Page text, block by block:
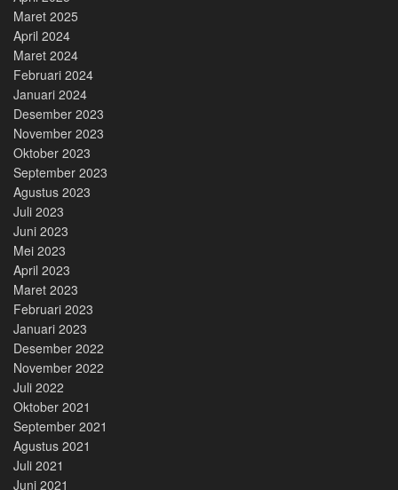
Maret 2025
April 2024
Maret 2024
Februari 2024
Januari 2024
Desember 2023
November 2023
Oktober 2023
September 2023
Agustus 2023
Juli 2023
Juni 2023
Mei 2023
April 2023
Maret 2023
Februari 2023
Januari 2023
Desember 2022
November 2022
Juli 2022
Oktober 2021
September 2021
Agustus 2021
Juli 2021
Juni 2021